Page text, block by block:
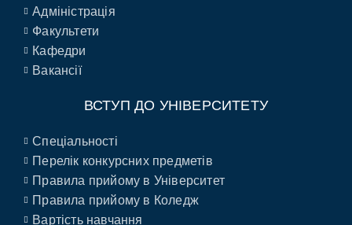
Адміністрація
Факультети
Кафедри
Вакансії
ВСТУП ДО УНІВЕРСИТЕТУ
Спеціальності
Перелік конкурсних предметів
Правила прийому в Університет
Правила прийому в Коледж
Вартість навчання